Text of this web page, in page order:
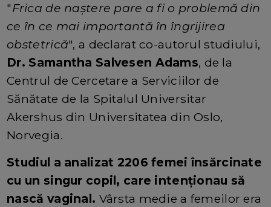
"Frica de naștere pare a fi o problemă din
ce în ce mai importantă în îngrijirea
obstetrică", a declarat co-autorul studiului,
Dr. Samantha Salvesen Adams, de la
Centrul de Cercetare a Serviciilor de
Sănătate de la Spitalul Universitar
Akershus din Universitatea din Oslo,
Norvegia.
Studiul a analizat 2206 femei însărcinate
cu un singur copil, care intenționau să
nască vaginal. Vârsta medie a femeilor era